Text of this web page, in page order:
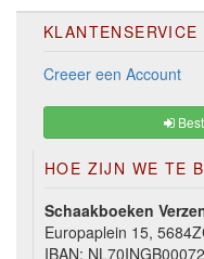
KLANTENSERVICE
Creeer een Account
HOE ZIJN WE TE
Schaakboeken
Europaplein 15,
IBAN: